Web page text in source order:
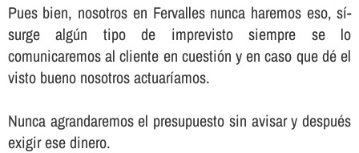
Pues bien, nosotros en Fervalles nunca haremos eso, sí­
surge algún tipo de imprevisto siempre se lo
comunicaremos al cliente en cuestión y en caso que dé el
visto bueno nosotros actuarí­amos.
Nunca agrandaremos el presupuesto sin avisar y después
exigir ese dinero.